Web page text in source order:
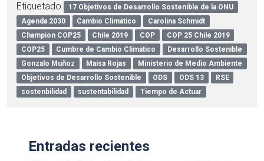
Etiquetado
17 Objetivos de Desarrollo Sostenible de la ONU
Agenda 2030
Cambio Climático
Carolina Schmidt
Champion COP25
Chile 2019 COP
COP 25 Chile 2019
COP25
Cumbre de Cambio Climático
Desarrollo Sostenible
Gonzalo Muñoz
Maisa Rojas
Ministerio de Medio Ambiente
Objetivos de Desarrollo Sostenible
ODS ODS 13
RSE
sostenbilidad
sustentabilidad Tiempo de Actuar
Entradas recientes